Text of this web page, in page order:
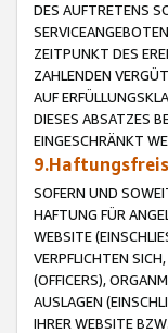
DES AUFTRETENS
ZEITPUNKT DES
ZAHLENDEN
AUF
DIESES ABSATZES
EINGESCHRÄNKT
SOFERN UND
HAFTUNG FÜR
WEBSITE
VERPFLICHTEN
(OFFICERS),
AUSLAGEN
IHRER WEBSITE